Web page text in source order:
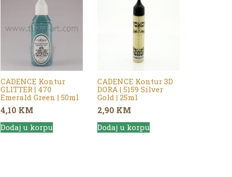
CADENCE Kontur
GLITTER | 470
Emerald Green | 50ml
4,10 KM
Dodaj u korpu
CADENCE Kontur 3D
DORA | 5159 Silver
Gold | 25ml
2,90 KM
Dodaj u korpu